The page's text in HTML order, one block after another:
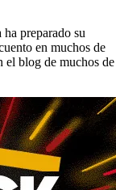
preparado su
en muchos de
el blog de muchos de